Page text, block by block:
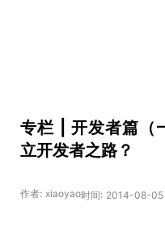
专栏 | 开发者篇（
立开发者之路？
作者: xiaoyao时间: 2014-08-05